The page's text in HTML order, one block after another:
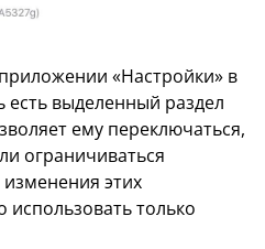
«Настройки» в
есть выделенный раздел
ему переключаться,
ограничиваться
этих
только